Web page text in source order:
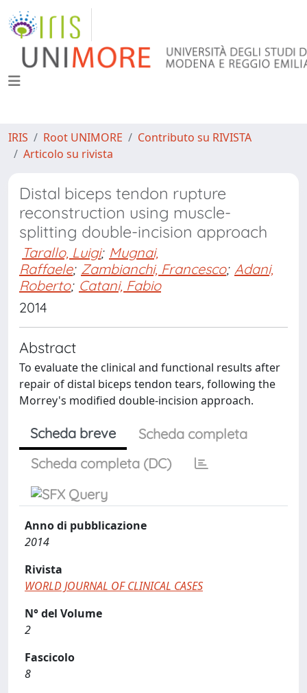
IRIS Root UNIMORE
Contributo su RIVISTA
Articolo su rivista
Distal biceps tendon rupture
reconstruction using muscle-
splitting double-incision approach
Tarallo, Luigi; Mugnai,
Raffaele; Zambianchi, Francesco; Adani,
Roberto; Catani, Fabio
2014
Abstract
To evaluate the clinical and functional results after
repair of distal biceps tendon tears, following the
Morrey's modified double-incision approach.
Scheda breve
Scheda completa
Scheda completa (DC)
Anno di pubblicazione
2014
Rivista
WORLD JOURNAL OF CLINICAL CASES
N° del Volume
2
Fascicolo
8